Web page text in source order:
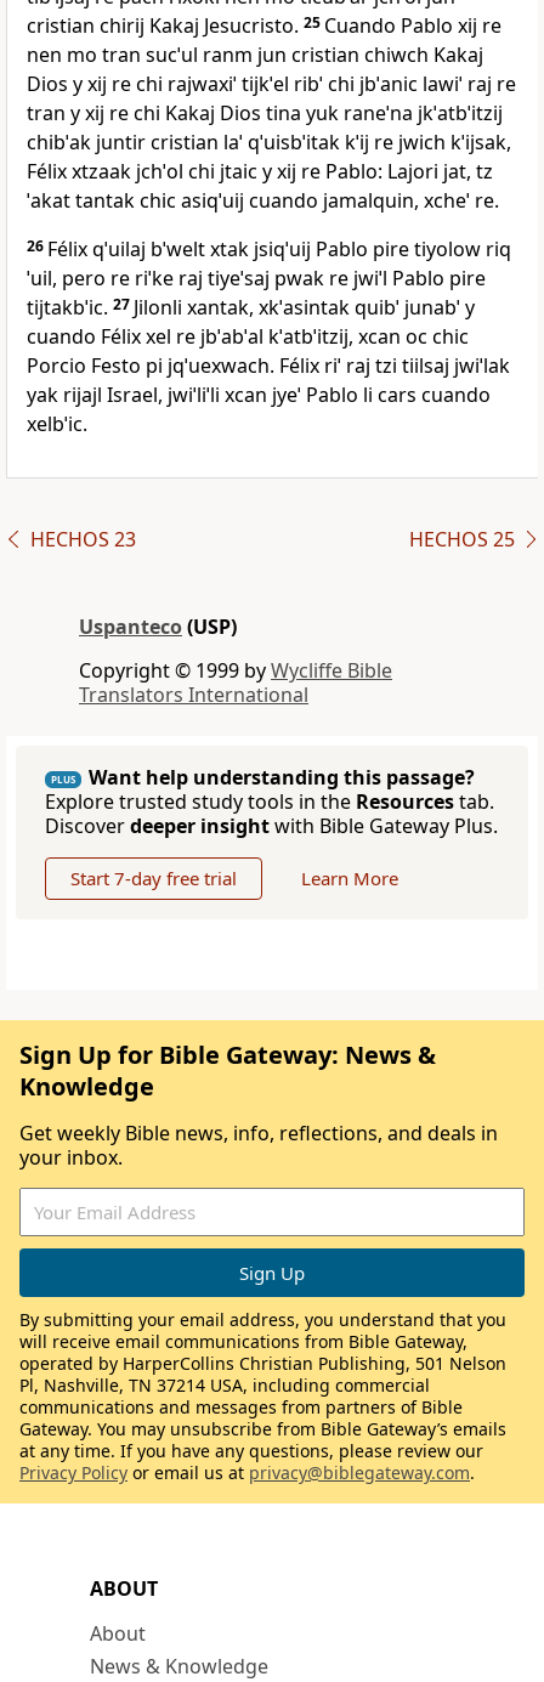
cristian chirij Kakaj Jesucristo. 25 Cuando Pablo xij re
nen mo tran sucˈul ranm jun cristian chiwch Kakaj
Dios y xij re chi rajwaxiˈ tijkˈel ribˈ chi jbˈanic lawiˈ raj re
tran y xij re chi Kakaj Dios tina yuk raneˈna jkˈatbˈitzij
chibˈak juntir cristian laˈ qˈuisbˈitak kˈij re jwich kˈijsak,
Félix xtzaak jchˈol chi jtaic y xij re Pablo: Lajori jat, tz
ˈakat tantak chic asiqˈuij cuando jamalquin, xcheˈ re.
26 Félix qˈuilaj bˈwelt xtak jsiqˈuij Pablo pire tiyolow riq
ˈuil, pero re riˈke raj tiyeˈsaj pwak re jwiˈl Pablo pire
tijtakbˈic. 27 Jilonli xantak, xkˈasintak quibˈ junabˈ y
cuando Félix xel re jbˈabˈal kˈatbˈitzij, xcan oc chic
Porcio Festo pi jqˈuexwach. Félix riˈ raj tzi tiilsaj jwiˈlak
yak rijajl Israel, jwiˈliˈli xcan jyeˈ Pablo li cars cuando
xelbˈic.
HECHOS 23 HECHOS 25
Uspanteco(USP)
Copyright © 1999 byWycliffe Bible
Translators International
PLUS
Want help understanding this passage?
Explore trusted study tools in the Resourcestab.
Discoverdeeper insightwith Bible Gateway Plus.
Start 7-day free trial Learn More
ABOUT
About
News & Knowledge
Sign Up for Bible Gateway: News &
Knowledge
Get weekly Bible news, info, reflections, and deals in
your inbox.
By submitting your email address, you understand that you
will receive email communications from Bible Gateway,
operated by HarperCollins Christian Publishing, 501 Nelson
Pl, Nashville, TN 37214 USA, including commercial
communications and messages from partners of Bible
Gateway. You may unsubscribe from Bible Gateway’s emails
at any time. If you have any questions, please review our
Privacy Policy or email us at privacy@biblegateway.com.